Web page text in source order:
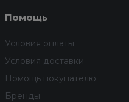
Помощь
Условия оплаты
Условия доставки
Помощь покупателю
Бренды